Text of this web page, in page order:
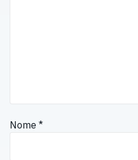
Nome *